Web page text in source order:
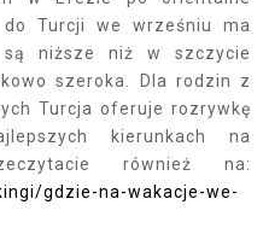
Turcji we wrześniu ma
niższe niż w szczycie
szeroka. Dla rodzin z
Turcja oferuje rozrywkę
kierunkach na
również na:
gdzie-na-wakacje-we-